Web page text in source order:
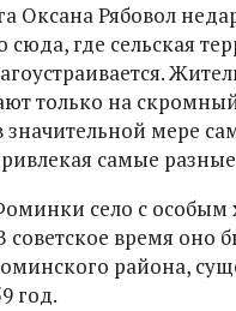
Оксана Рябовол
где сельская
только на
значительной мере
самые
село с особым
советское время оно
района,
год.